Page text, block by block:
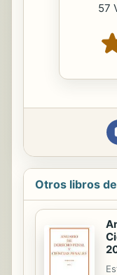
57
Otros libros